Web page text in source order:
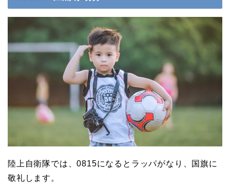
陸上自衛隊では、0815になるとラッパがなり、国旗に
敬礼します。